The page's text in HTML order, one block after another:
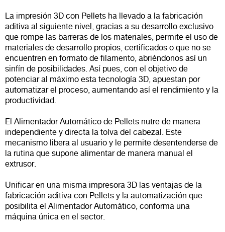
La impresión 3D con Pellets ha llevado a la fabricación
aditiva al siguiente nivel, gracias a su desarrollo exclusivo
que rompe las barreras de los materiales, permite el uso de
materiales de desarrollo propios, certificados o que no se
encuentren en formato de filamento, abriéndonos así un
sinfín de posibilidades. Así pues, con el objetivo de
potenciar al máximo esta tecnología 3D, apuestan por
automatizar el proceso, aumentando así el rendimiento y la
productividad.
El Alimentador Automático de Pellets nutre de manera
independiente y directa la tolva del cabezal. Este
mecanismo libera al usuario y le permite desentenderse de
la rutina que supone alimentar de manera manual el
extrusor.
Unificar en una misma impresora 3D las ventajas de la
fabricación aditiva con Pellets y la automatización que
posibilita el Alimentador Automático, conforma una
máquina única en el sector.